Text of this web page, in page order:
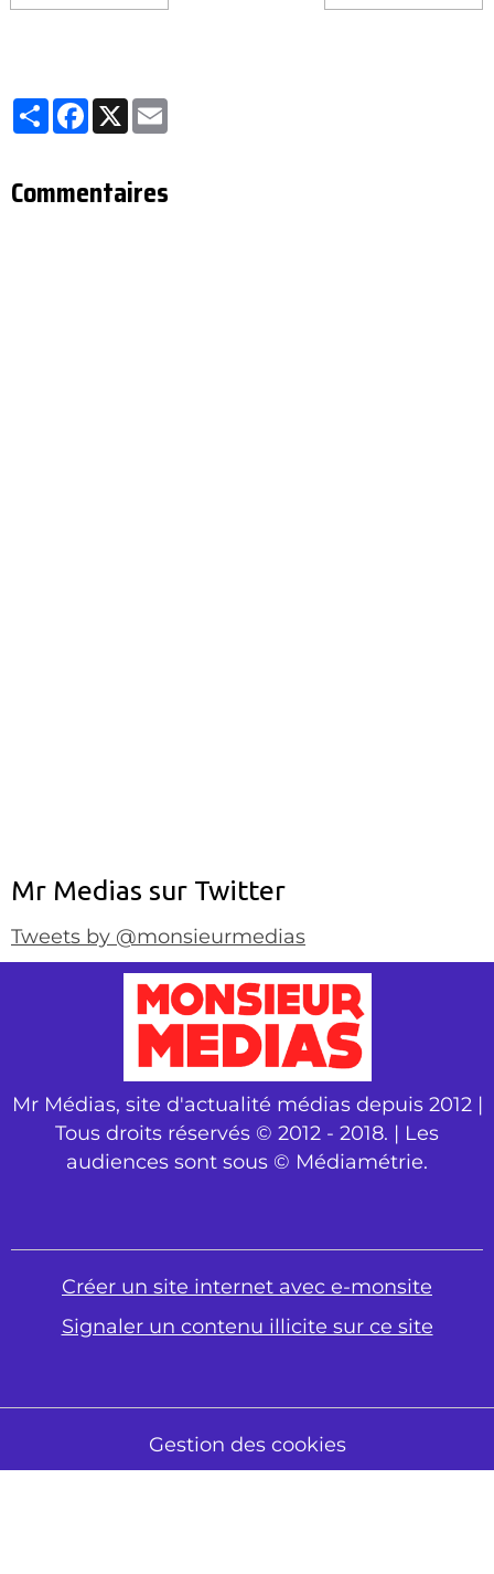
Partager
Facebook
X
Commentaires
Mr Medias sur Twitter
Tweets by @monsieurmedias
Mr Médias, site d'actualité médias depuis 2012 |
Tous droits réservés © 2012 - 2018. | Les
audiences sont sous © Médiamétrie.
Créer un site internet avec e-monsite
Signaler un contenu illicite sur ce site
Gestion des cookies